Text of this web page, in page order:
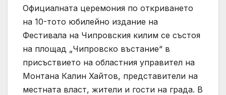
Официалната церемония по откриването
на 10-тото юбилейно издание на
Фестивала на Чипровския килим се състоя
на площад „Чипровско въстание“ в
присъствието на областния управител на
Монтана Калин Хайтов, представители на
местната власт, жители и гости на града. В